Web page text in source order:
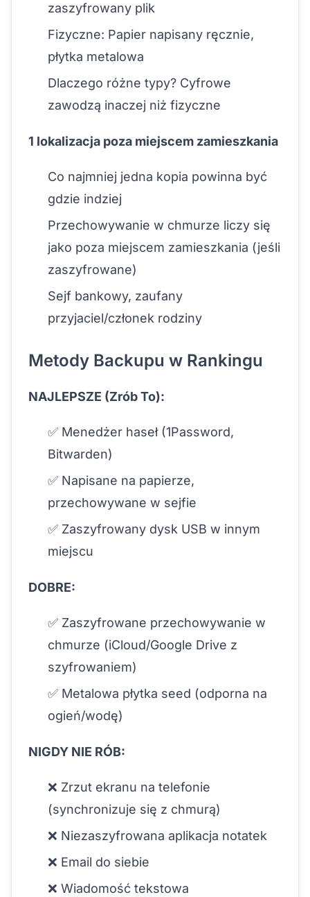
zaszyfrowany plik
Fizyczne: Papier napisany ręcznie,
płytka metalowa
Dlaczego różne typy? Cyfrowe
zawodzą inaczej niż fizyczne
1 lokalizacja poza miejscem zamieszkania
Co najmniej jedna kopia powinna być
gdzie indziej
Przechowywanie w chmurze liczy się
jako poza miejscem zamieszkania (jeśli
zaszyfrowane)
Sejf bankowy, zaufany
przyjaciel/członek rodziny
Metody Backupu w Rankingu
NAJLEPSZE (Zrób To):
✅ Menedżer haseł (1Password,
Bitwarden)
✅ Napisane na papierze,
przechowywane w sejfie
✅ Zaszyfrowany dysk USB w innym
miejscu
DOBRE:
✅ Zaszyfrowane przechowywanie w
chmurze (iCloud/Google Drive z
szyfrowaniem)
✅ Metalowa płytka seed (odporna na
ogień/wodę)
NIGDY NIE RÓB:
❌ Zrzut ekranu na telefonie
(synchronizuje się z chmurą)
❌ Niezaszyfrowana aplikacja notatek
❌ Email do siebie
❌ Wiadomość tekstowa